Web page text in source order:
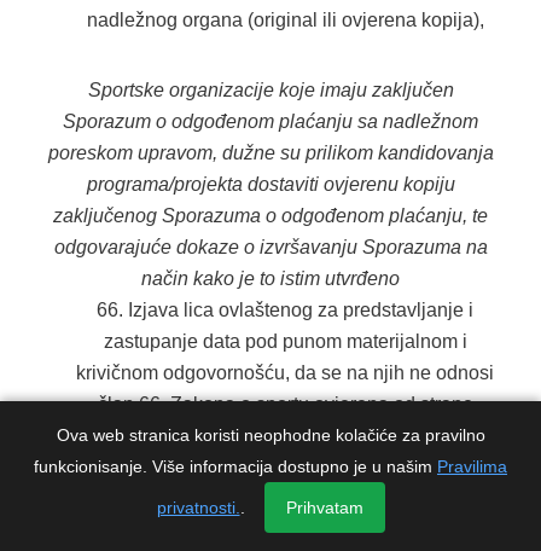
nadležnog organa (original ili ovjerena kopija),
Sportske organizacije koje imaju zaključen
Sporazum o odgođenom plaćanju sa nadležnom
poreskom upravom, dužne su prilikom kandidovanja
programa/projekta dostaviti ovjerenu kopiju
zaključenog Sporazuma o odgođenom plaćanju, te
odgovarajuće dokaze o izvršavanju Sporazuma na
način kako je to istim utvrđeno
Izjava lica ovlaštenog za predstavljanje i
zastupanje data pod punom materijalnom i
krivičnom odgovornošću, da se na njih ne odnosi
član 66. Zakona o sportu ovjerena od strane
nadležnog organa za ovjeru, ne starija od 30
dana od dana objave Javnog poziva (original),
Sportske organizacije obavezne su prilikom
prijave dostaviti i dokumentaciju kojom dokazuju
Ova web stranica koristi neophodne kolačiće za pravilno
funkcionisanje. Više informacija dostupno je u našim Pravilima
privatnosti. Prihvatam